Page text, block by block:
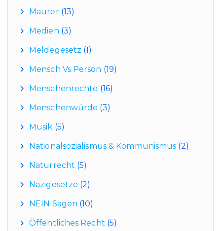
Maurer(13)
Medien (3)
Meldegesetz (1)
Mensch Vs Person (19)
Menschenrechte (16)
Menschenwürde (3)
Musik (5)
Nationalsozialismus & Kommunismus (2)
Naturrecht (5)
Nazigesetze (2)
NEIN Sagen (10)
Öffentliches Recht (5)